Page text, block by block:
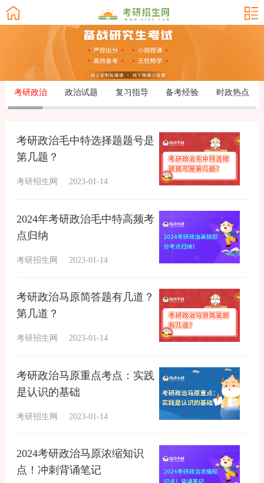
考研政治 政治试题 复习指导 备考经验 时政热点
考研政治毛中特选择题题号是
第几题？
考研招生网 2023-01-14
2024年考研政治毛中特高频考
点归纳
考研招生网 2023-01-14
考研政治马原简答题有几道？
第几道？
考研招生网 2023-01-14
考研政治马原重点考点：实践
是认识的基础
考研招生网 2023-01-14
2024考研政治马原浓缩知识
点！冲刺背诵笔记